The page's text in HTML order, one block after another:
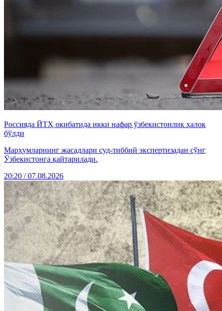
Россияда ЙТҲ оқибатида икки нафар ўзбекистонлик ҳалок
бўлди
Марҳумларнинг жасадлари суд-тиббий экспертизадан сўнг
Ўзбекистонга қайтарилади.
20:20 / 07.08.2026